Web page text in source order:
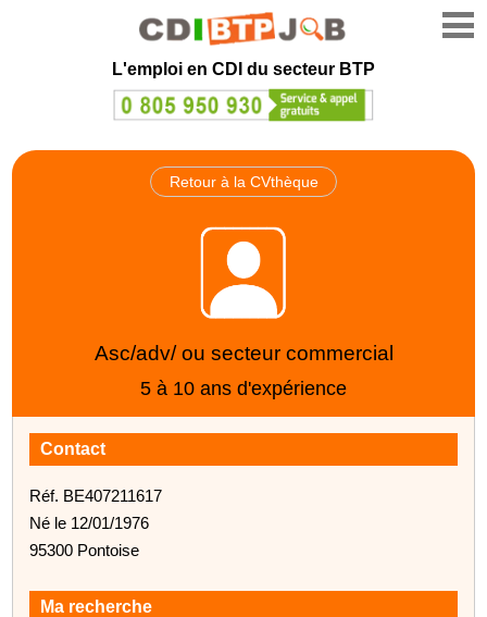
L'emploi en CDI du secteur BTP
Retour à la CVthèque
Asc/adv/ ou secteur commercial
5 à 10 ans d'expérience
Contact
Réf. BE407211617
Né le 12/01/1976
95300 Pontoise
Ma recherche